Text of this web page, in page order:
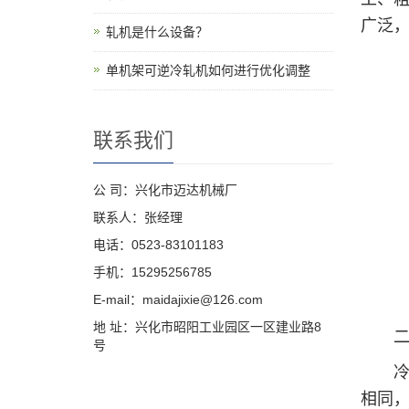
广泛
二
冷轧
相同
轧机是什么设备？
单机架可逆冷轧机如何进行优化调整
联系我们
公 司：兴化市迈达机械厂
联系人：张经理
电话：0523-83101183
手机：15295256785
E-mail：maidajixie@126.com
地 址：兴化市昭阳工业园区一区建业路8
号